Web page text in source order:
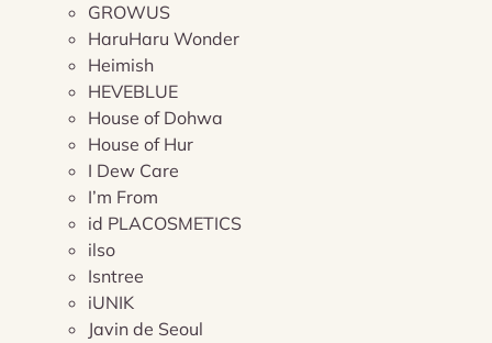
GROWUS
HaruHaru Wonder
Heimish
HEVEBLUE
House of Dohwa
House of Hur
I Dew Care
I’m From
id PLACOSMETICS
ilso
Isntree
iUNIK
Javin de Seoul